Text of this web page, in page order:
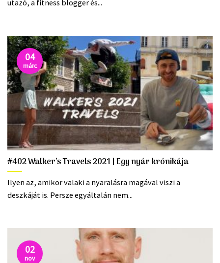
utazó, a fitness blogger és...
#402 Walker’s Travels 2021 | Egy nyár krónikája
Ilyen az, amikor valaki a nyaralásra magával viszi a
deszkáját is. Persze egyáltalán nem...
04
márc
02
nov